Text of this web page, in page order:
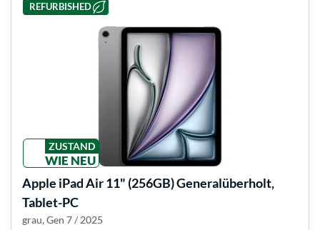
REFURBISHED
ZUSTAND
WIE NEU
Apple iPad Air 11" (256GB) Generalüberholt,
Tablet-PC
grau, Gen 7 / 2025